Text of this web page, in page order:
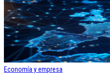
Economía y empresa